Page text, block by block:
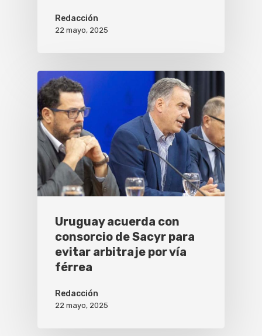
Redacción
22 mayo, 2025
Uruguay acuerda con
consorcio de Sacyr para
evitar arbitraje por vía
férrea
Redacción
22 mayo, 2025